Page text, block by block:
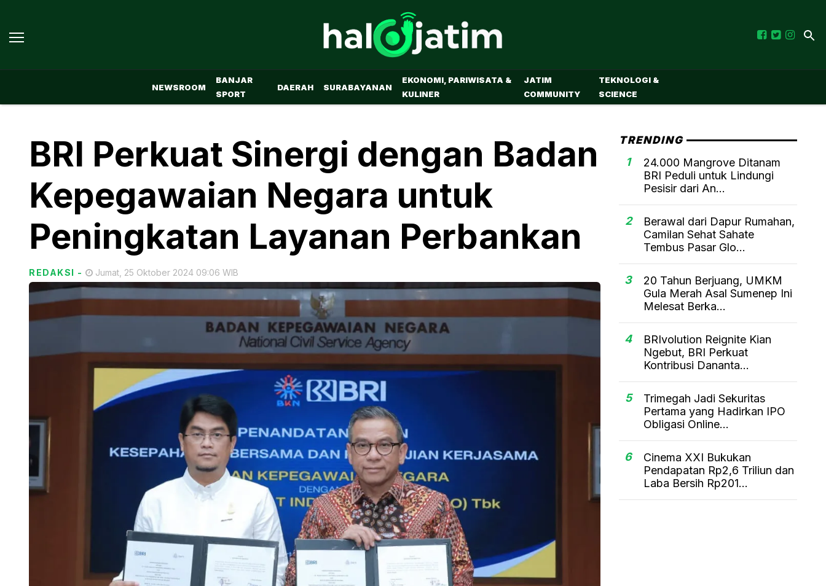
NEWSROOM
BANJAR
SPORT
DAERAH SURABAYANAN
EKONOMI, PARIWISATA &
KULINER
JATIM
COMMUNITY
TEKNOLOGI &
SCIENCE
BRI Perkuat Sinergi dengan Badan
Kepegawaian Negara untuk
Peningkatan Layanan Perbankan
REDAKSI - Jumat, 25 Oktober 2024 09:06 WIB
TRENDING
1
24.000 Mangrove Ditanam
BRI Peduli untuk Lindungi
Pesisir dari An...
2
Berawal dari Dapur Rumahan,
Camilan Sehat Sahate
Tembus Pasar Glo...
3
20 Tahun Berjuang, UMKM
Gula Merah Asal Sumenep Ini
Melesat Berka...
4
BRIvolution Reignite Kian
Ngebut, BRI Perkuat
Kontribusi Dananta...
5
Trimegah Jadi Sekuritas
Pertama yang Hadirkan IPO
Obligasi Online...
6
Cinema XXI Bukukan
Pendapatan Rp2,6 Triliun dan
Laba Bersih Rp201...